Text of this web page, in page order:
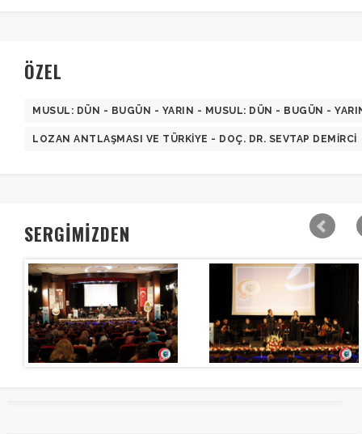
ÖZEL
MUSUL: DÜN - BUGÜN - YARIN - MUSUL: DÜN - BUGÜN -
LOZAN ANTLAŞMASI VE TÜRKIYE - DOÇ. DR. SEVTAP DEMIRCI
SERGİMİZDEN